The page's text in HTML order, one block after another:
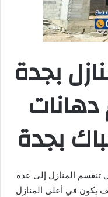
بجدة
بجدة
تنقسم المنازل إلى عدة
يكون في أعلى المنازل